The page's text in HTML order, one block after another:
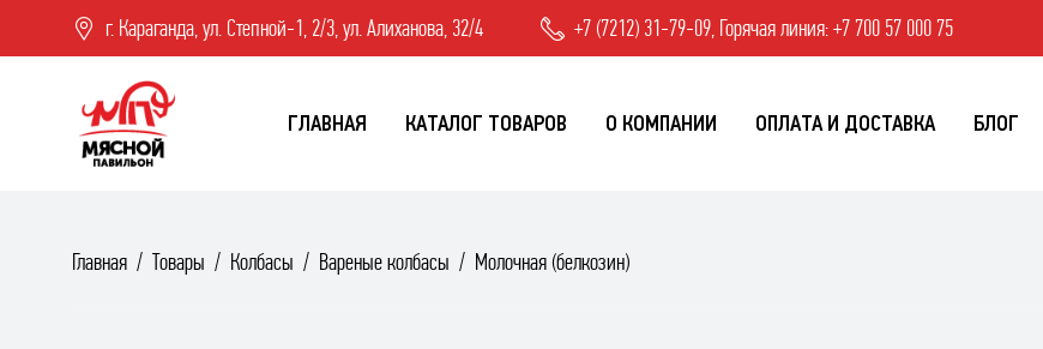
г. Караганда, ул. Степной-1, 2/3, ул. Алиханова, 32/4 +7 (7212) 31-79-09, Горячая линия: +7 700 57 000 75
ГЛАВНАЯ КАТАЛОГ ТОВАРОВ О КОМПАНИИ ОПЛАТА И ДОСТАВКА БЛОГ
Главная Товары Колбасы Вареные колбасы Молочная (белкозин)